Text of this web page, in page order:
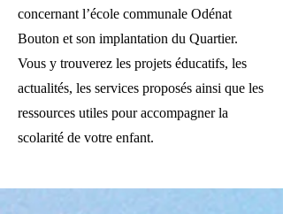
concernant l’école communale Odénat
Bouton et son implantation du Quartier.
Vous y trouverez les projets éducatifs, les
actualités, les services proposés ainsi que les
ressources utiles pour accompagner la
scolarité de votre enfant.